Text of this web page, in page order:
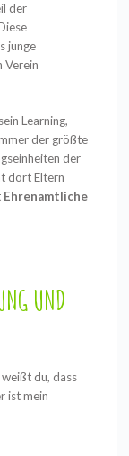
der
junge
Verein
Learning,
der größte
der
dort Eltern
Ehrenamtliche
UND
du, dass
ist mein